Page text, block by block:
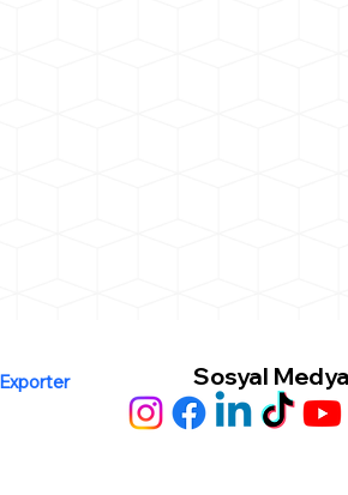
Exporter Sosyal Medya